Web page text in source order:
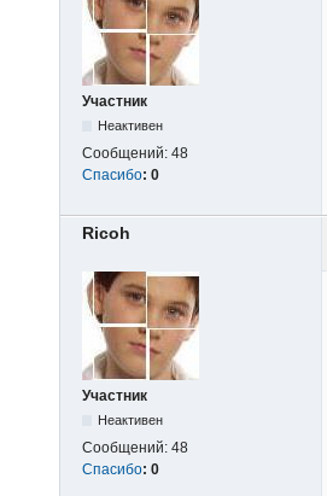
Участник
Неактивен
Сообщений: 48
Спасибо: 0
Ricoh
Участник
Неактивен
Сообщений: 48
Спасибо: 0